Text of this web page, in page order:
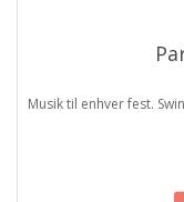
Musik til enhver fest.